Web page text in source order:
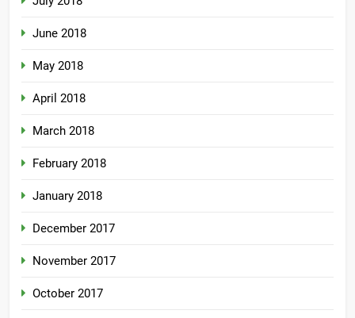
June 2018
May 2018
April 2018
March 2018
February 2018
January 2018
December 2017
November 2017
October 2017